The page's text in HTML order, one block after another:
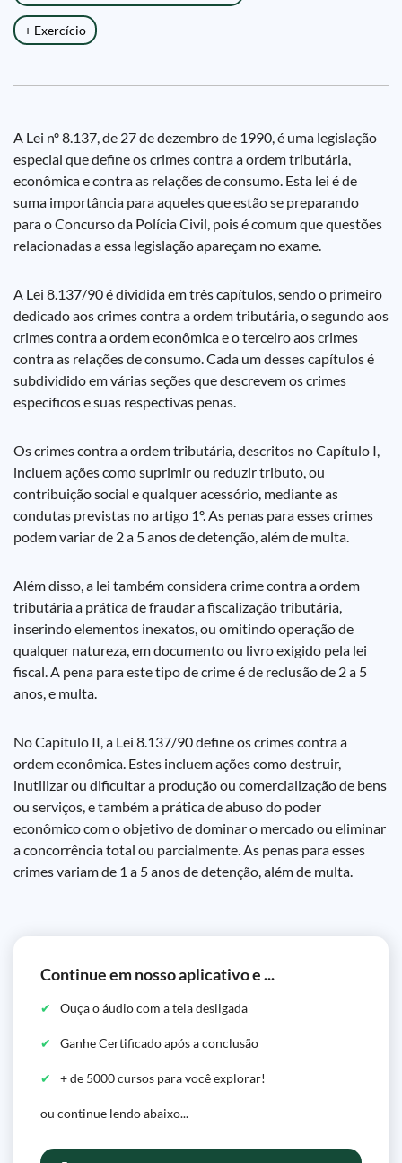
+ Exercício
A Lei nº 8.137, de 27 de dezembro de 1990, é uma legislação
especial que define os crimes contra a ordem tributária,
econômica e contra as relações de consumo. Esta lei é de
suma importância para aqueles que estão se preparando
para o Concurso da Polícia Civil, pois é comum que questões
relacionadas a essa legislação apareçam no exame.
A Lei 8.137/90 é dividida em três capítulos, sendo o primeiro
dedicado aos crimes contra a ordem tributária, o segundo aos
crimes contra a ordem econômica e o terceiro aos crimes
contra as relações de consumo. Cada um desses capítulos é
subdividido em várias seções que descrevem os crimes
específicos e suas respectivas penas.
Os crimes contra a ordem tributária, descritos no Capítulo I,
incluem ações como suprimir ou reduzir tributo, ou
contribuição social e qualquer acessório, mediante as
condutas previstas no artigo 1º. As penas para esses crimes
podem variar de 2 a 5 anos de detenção, além de multa.
Além disso, a lei também considera crime contra a ordem
tributária a prática de fraudar a fiscalização tributária,
inserindo elementos inexatos, ou omitindo operação de
qualquer natureza, em documento ou livro exigido pela lei
fiscal. A pena para este tipo de crime é de reclusão de 2 a 5
anos, e multa.
No Capítulo II, a Lei 8.137/90 define os crimes contra a
ordem econômica. Estes incluem ações como destruir,
inutilizar ou dificultar a produção ou comercialização de bens
ou serviços, e também a prática de abuso do poder
econômico com o objetivo de dominar o mercado ou eliminar
a concorrência total ou parcialmente. As penas para esses
crimes variam de 1 a 5 anos de detenção, além de multa.
Continue em nosso aplicativo e ...
Ouça o áudio com a tela desligada
Ganhe Certificado após a conclusão
+ de 5000 cursos para você explorar!
ou continue lendo abaixo...